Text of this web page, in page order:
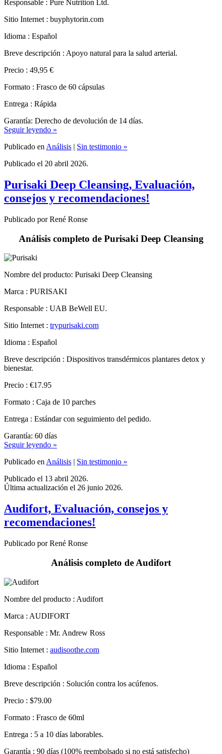
Sitio Internet : buyphytorin.com
Idioma : Español
Breve descripción : Apoyo natural para la salud arterial.
Precio : 49,95 €
Formato : Frasco de 60 cápsulas
Entrega : Rápida
Garantía: Derecho de devolución de 14 días.
Publicado enAnálisis
Publicado el 20 abril 2026.
Purisaki Deep Cleansing, Evaluación,
consejos y recomendaciones!
Publicado por René Ronse
Análisis completo de Purisaki Deep Cleansing
Nombre del producto:
Marca : PURISAKI
Responsable : UAB BeWell EU.
Sitio Internet :trypurisaki.com
Idioma : Español
Breve descripción : Dispositivos transdérmicos plantares detox y
Precio : €17.95
Formato : Caja de 10 parches
Entrega : Estándar con seguimiento del pedido.
Garantía: 60 días
Publicado enAnálisis
Publicado el 13 abril 2026.
Audifort, Evaluación, consejos y
recomendaciones!
Publicado por René Ronse
Análisis completo de Audifort
Nombre del producto :
Marca : AUDIFORT
Responsable : Mr. Andrew Ross
Sitio Internet :audisoothe.com
Idioma : Español
Breve descripción : Solución contra los acúfenos.
Precio : $79.00
Formato : Frasco de 60ml
Entrega : 5 a 10 días laborables.
Garantía : 90 días (100% reembolsado si no está satisfecho)